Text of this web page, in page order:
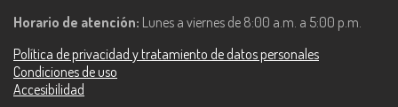
Horario de atención: Lunes a viernes de 8:00 a.m. a 5:00 p.m.
Política de privacidad y tratamiento de datos personales
Condiciones de uso
Accesibilidad